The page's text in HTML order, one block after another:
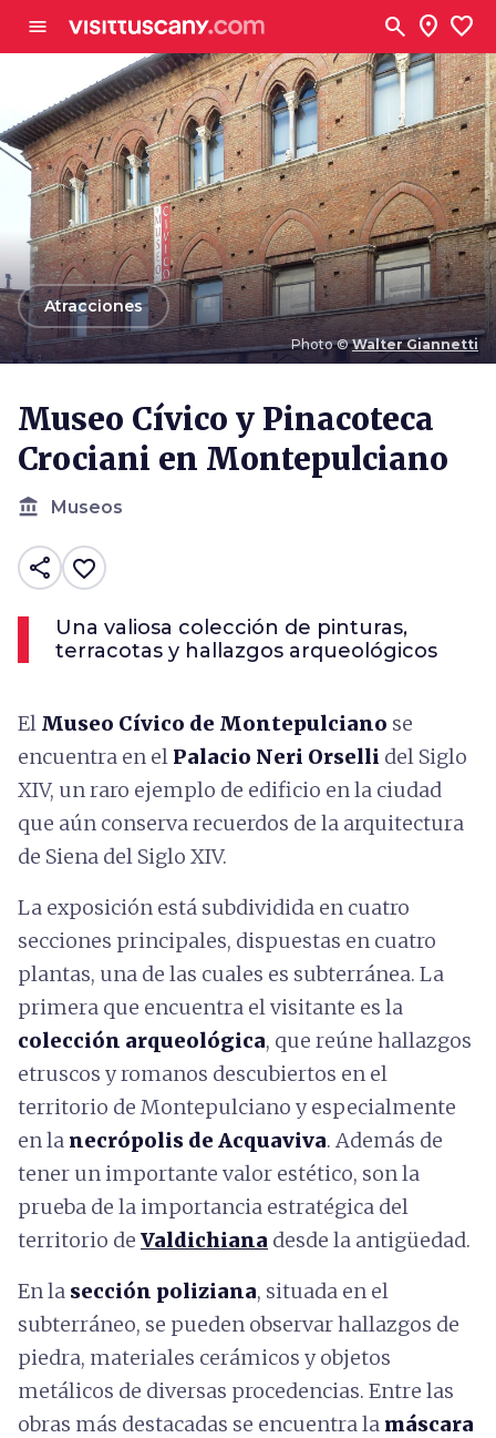
menu search location_on favorite
Photo © Walter Giannetti
arrow_backAtracciones
Museo Cívico y Pinacoteca
Crociani en Montepulciano
account_balance Museos
share favorite_border
Una valiosa colección de pinturas,
terracotas y hallazgos arqueológicos
El Museo Cívico de Montepulciano se
encuentra en el Palacio Neri Orselli del Siglo
XIV, un raro ejemplo de edificio en la ciudad
que aún conserva recuerdos de la arquitectura
de Siena del Siglo XIV.
La exposición está subdividida en cuatro
secciones principales, dispuestas en cuatro
plantas, una de las cuales es subterránea. La
primera que encuentra el visitante es la
colección arqueológica, que reúne hallazgos
etruscos y romanos descubiertos en el
territorio de Montepulciano y especialmente
en la necrópolis de Acquaviva. Además de
tener un importante valor estético, son la
prueba de la importancia estratégica del
territorio de Valdichiana desde la antigüedad.
En la sección poliziana, situada en el
subterráneo, se pueden observar hallazgos de
piedra, materiales cerámicos y objetos
metálicos de diversas procedencias. Entre las
obras más destacadas se encuentra la máscara